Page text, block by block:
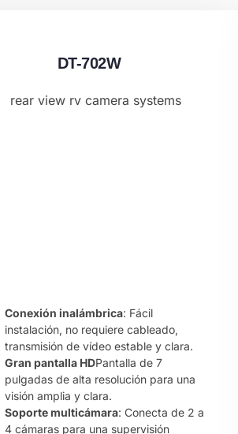
DT-702W
Conexión inalámbrica: Fácil
instalación, no requiere cableado,
transmisión de vídeo estable y clara.
Gran pantalla HDPantalla de 7
pulgadas de alta resolución para una
visión amplia y clara.
Soporte multicámara: Conecta de 2 a
4 cámaras para una supervisión